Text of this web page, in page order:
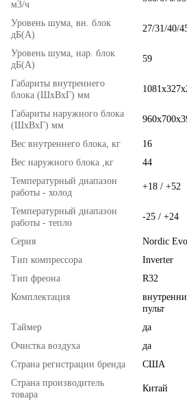
м3/ч
Уровень шума, вн. блок
дБ(А)
27/31/40/
Уровень шума, нар. блок
дБ(А)
59
Габариты внутреннего
блока (ШхВхГ) мм
Габариты наружного блока
(ШхВхГ) мм
Вес внутреннего блока, кг
16
Вес наружного блока ,кг
44
Температурный диапазон
работы - холод
+18 / +52
Температурный диапазон
работы - тепло
-25 / +24
Серия
Nordic
Тип компрессора
Inverter
Тип фреона
R32
Комплектация
пульт
Таймер
да
Очистка воздуха
да
Страна регистрации бренда
США
Страна производитель
товара
Китай